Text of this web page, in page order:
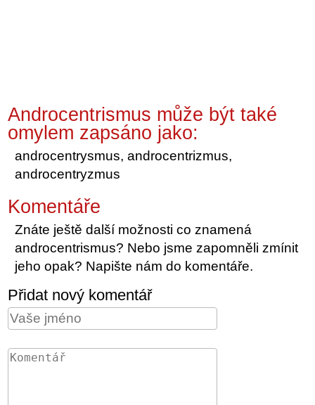
Androcentrismus může být také
omylem zapsáno jako:
androcentrysmus, androcentrizmus,
androcentryzmus
Komentáře
Znáte ještě další možnosti co znamená
androcentrismus? Nebo jsme zapomněli zmínit
jeho opak? Napište nám do komentáře.
Přidat nový komentář